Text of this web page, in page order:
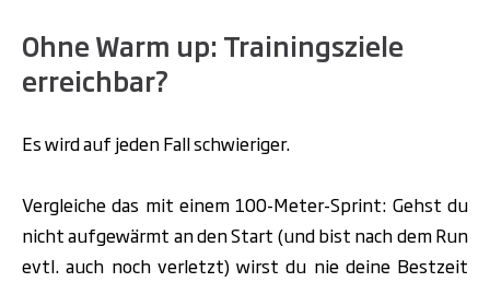
Ohne Warm up: Trainingsziele
erreichbar?
Es wird auf jeden Fall schwieriger.
Vergleiche das mit einem 100-Meter-Sprint: Gehst du
nicht aufgewärmt an den Start (und bist nach dem Run
evtl. auch noch verletzt) wirst du nie deine Bestzeit